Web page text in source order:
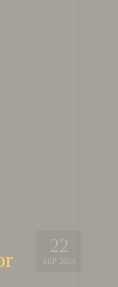
22
SEP 2024